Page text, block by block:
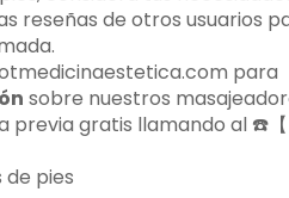
reseñas de otros usuarios
para
sobre nuestros
previa gratis llamando al ☎️